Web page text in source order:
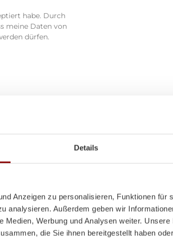
Details
Anzeigen zu personalisieren, Funktionen für
analysieren. Außerdem geben wir
Medien, Werbung und Analysen weiter.
die Sie ihnen bereitgestellt haben
habe. Durch
meine Daten von
dürfen.
Mo-Di:8:00-